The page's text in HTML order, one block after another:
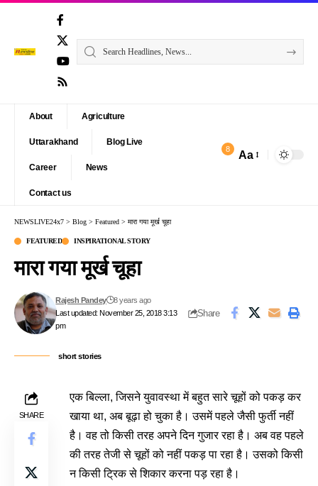
About Agriculture
Uttarakhand Blog Live
Career News
Contact us
8 Aa
NEWSLIVE24x7 > Blog > Featured > मारा गया मूर्ख चूहा
FEATURED INSPIRATIONAL STORY
मारा गया मूर्ख चूहा
Last updated: November 25, 2018 3:13
pm
Rajesh Pandey 8 years ago
Share
short stories
SHARE
एक बिल्ला, जिसने युवावस्था में बहुत सारे चूहों को पकड़ कर
खाया था, अब बूढ़ा हो चुका है। उसमें पहले जैसी फुर्ती नहीं
है। वह तो किसी तरह अपने दिन गुजार रहा है। अब वह पहले
की तरह तेजी से चूहों को नहीं पकड़ पा रहा है। उसको किसी
न किसी ट्रिक से शिकार करना पड़ रहा है।